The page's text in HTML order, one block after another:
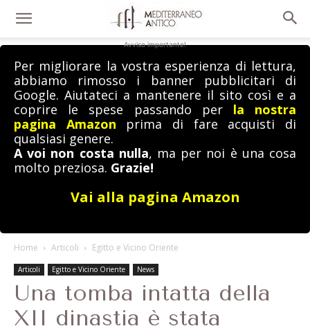
Avviso importante!
Per migliorare la vostra esperienza di lettura,
abbiamo rimosso i banner pubblicitari di
Google. Aiutateci a mantenere il sito così e a
coprire le spese passando per la nostra
pagina Amazon prima di fare acquisti di
qualsiasi genere.
A voi non costa nulla, ma per noi è una cosa
molto preziosa. Grazie!
Vai alla pagina Amazon
Home Articoli Egitto e Vicino Oriente
Articoli Egitto e Vicino Oriente News
Una tomba intatta della
XII dinastia è stata